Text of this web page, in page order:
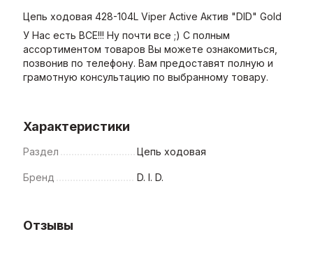
Цепь ходовая 428-104L Viper Active Актив "DID" Gold
У Нас есть ВСЕ!!! Ну почти все ;) С полным
ассортиментом товаров Вы можете ознакомиться,
позвонив по телефону. Вам предоставят полную и
грамотную консультацию по выбранному товару.
Характеристики
Раздел Цепь ходовая
Бренд D. I. D.
Отзывы